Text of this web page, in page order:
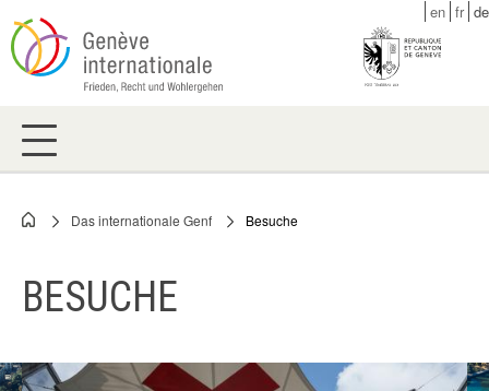
Skip
to
main
en fr de
Breadcrumb
Das internationale Genf Besuche
BESUCHE